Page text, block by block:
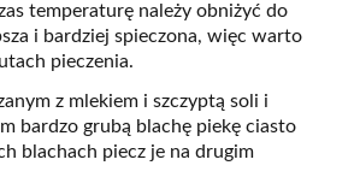
temperaturę należy obniżyć do
i bardziej spieczona, więc warto
pieczenia.
z mlekiem i szczyptą soli i
bardzo grubą blachę piekę ciasto
blachach piecz je na drugim